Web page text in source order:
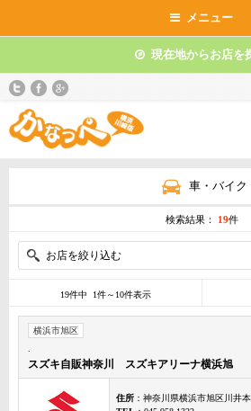
メニュー
現在地からお店を
車・バイク
検索結果： 19件
お店を絞り込む
19件中 1件～10件表示
横浜市旭区
スズキ自販神奈川 スズキアリーナ横浜旭
住所 ：神奈川県横浜市旭区川井